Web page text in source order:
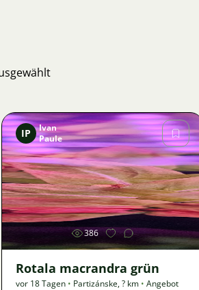
Bild
IP
Ivan
Paule
386
Rotala macrandra grün
vor 18 Tagen • Partizánske,? km • Angebot